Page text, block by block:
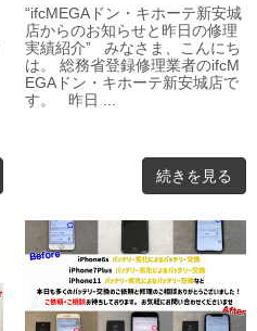
“ifcMEGAドン・キホーテ新安城
店からのお知らせと昨日の修理
実績紹介” みなさま、こんにち
は。 総務省登録修理業者のifcM
EGAドン・キホーテ新安城店で
す。 昨日 ...
続きを見る